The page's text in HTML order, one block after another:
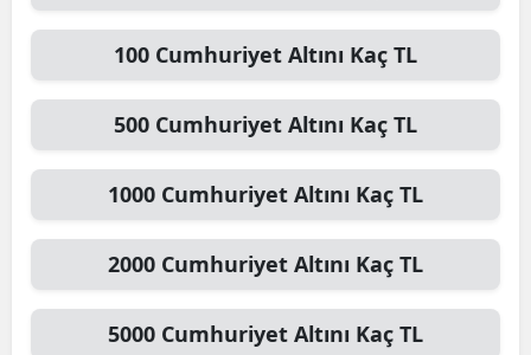
100 Cumhuriyet Altını Kaç TL
500 Cumhuriyet Altını Kaç TL
1000 Cumhuriyet Altını Kaç TL
2000 Cumhuriyet Altını Kaç TL
5000 Cumhuriyet Altını Kaç TL